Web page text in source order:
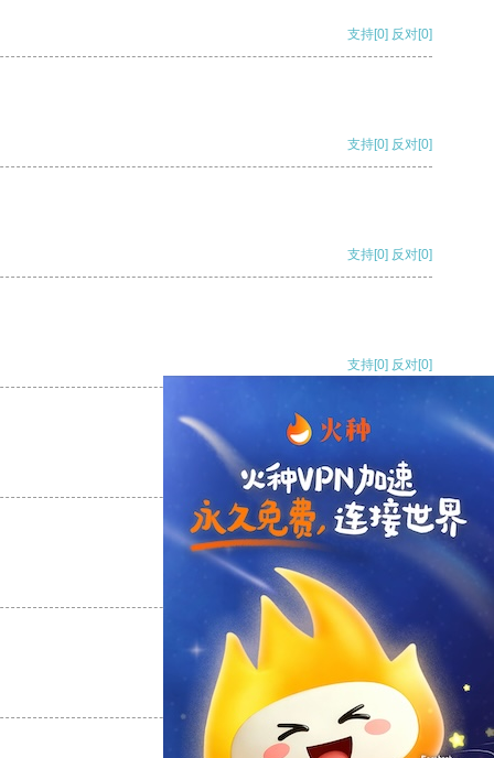
支持[0] 反对[0]
支持[0] 反对[0]
支持[0] 反对[0]
支持[0] 反对[0]
支持[0] 反对
支持
反对 [0]